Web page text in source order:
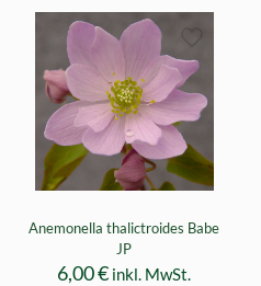
Anemonella thalictroides Babe
JP
6,00€ inkl. MwSt.